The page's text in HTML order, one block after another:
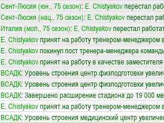
Сент-Люсия (юн., 75 сезон): E. Chistyakovперестал
Сент-Люсия (нац., 75 сезон): E. Chistyakovперестал
Италия (мол., 75 сезон): E. Chistyakovперестал
E. Chistyakovпринят на работу тренером-менеджером
E. Chistyakovпокинул пост тренера-менеджера
E. Chistyakovпринят на работу в качестве
ВСАДК: Уровень строения центр физподготовки
ВСАДК: Уровень строения центр физподготовки
ВСАДК: Завершено расширение стадиона до 19 000
E. Chistyakovпринят на работу тренером-менеджером
ВСАДК: Уровень строения медицинский центр